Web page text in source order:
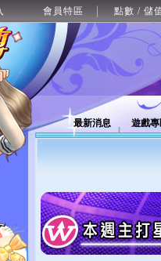
會員特區 點數 / 儲
最新消息 遊戲